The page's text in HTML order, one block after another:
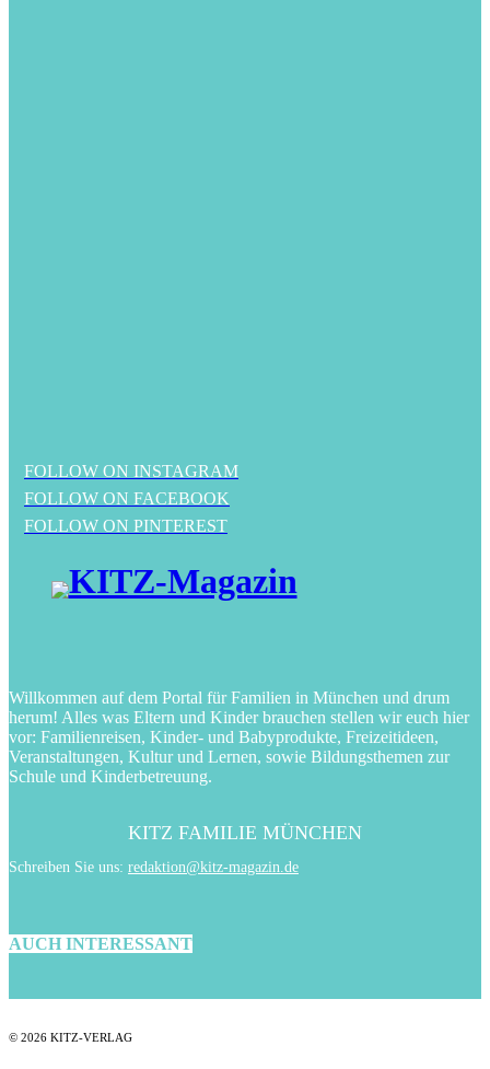
FOLLOW ON INSTAGRAM
FOLLOW ON FACEBOOK
FOLLOW ON PINTEREST
Willkommen auf dem Portal für Familien in München und drum
herum! Alles was Eltern und Kinder brauchen stellen wir euch hier
vor: Familienreisen, Kinder- und Babyprodukte, Freizeitideen,
Veranstaltungen, Kultur und Lernen, sowie Bildungsthemen zur
Schule und Kinderbetreuung.
KITZ FAMILIE MÜNCHEN
Schreiben Sie uns: redaktion@kitz-magazin.de
AUCH INTERESSANT
© 2026 KITZ-VERLAG